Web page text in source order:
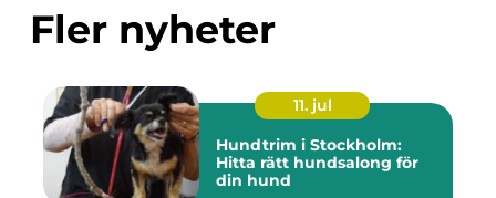
Fler nyheter
11. jul
Hundtrim i Stockholm:
Hitta rätt hundsalong för
din hund